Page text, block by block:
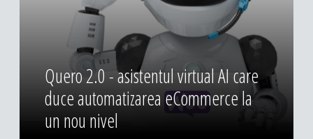
Quero 2.0 - asistentul virtual AI care
duce automatizarea eCommerce la
un nou nivel